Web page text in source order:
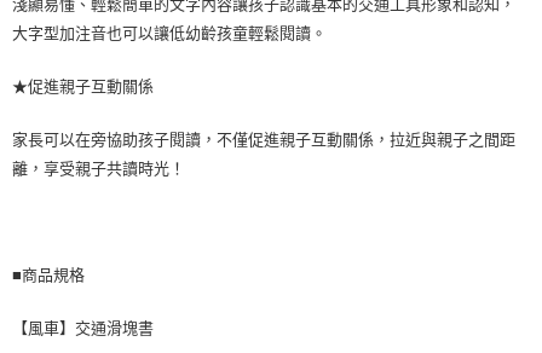
淺顯易懂、輕鬆簡單的文字內容讓孩子認識基本的交通工具形象和認知，
大字型加注音也可以讓低幼齡孩童輕鬆閱讀。
★促進親子互動關係
家長可以在旁協助孩子閱讀，不僅促進親子互動關係，拉近與親子之間距
離，享受親子共讀時光！
■商品規格
【風車】交通滑塊書